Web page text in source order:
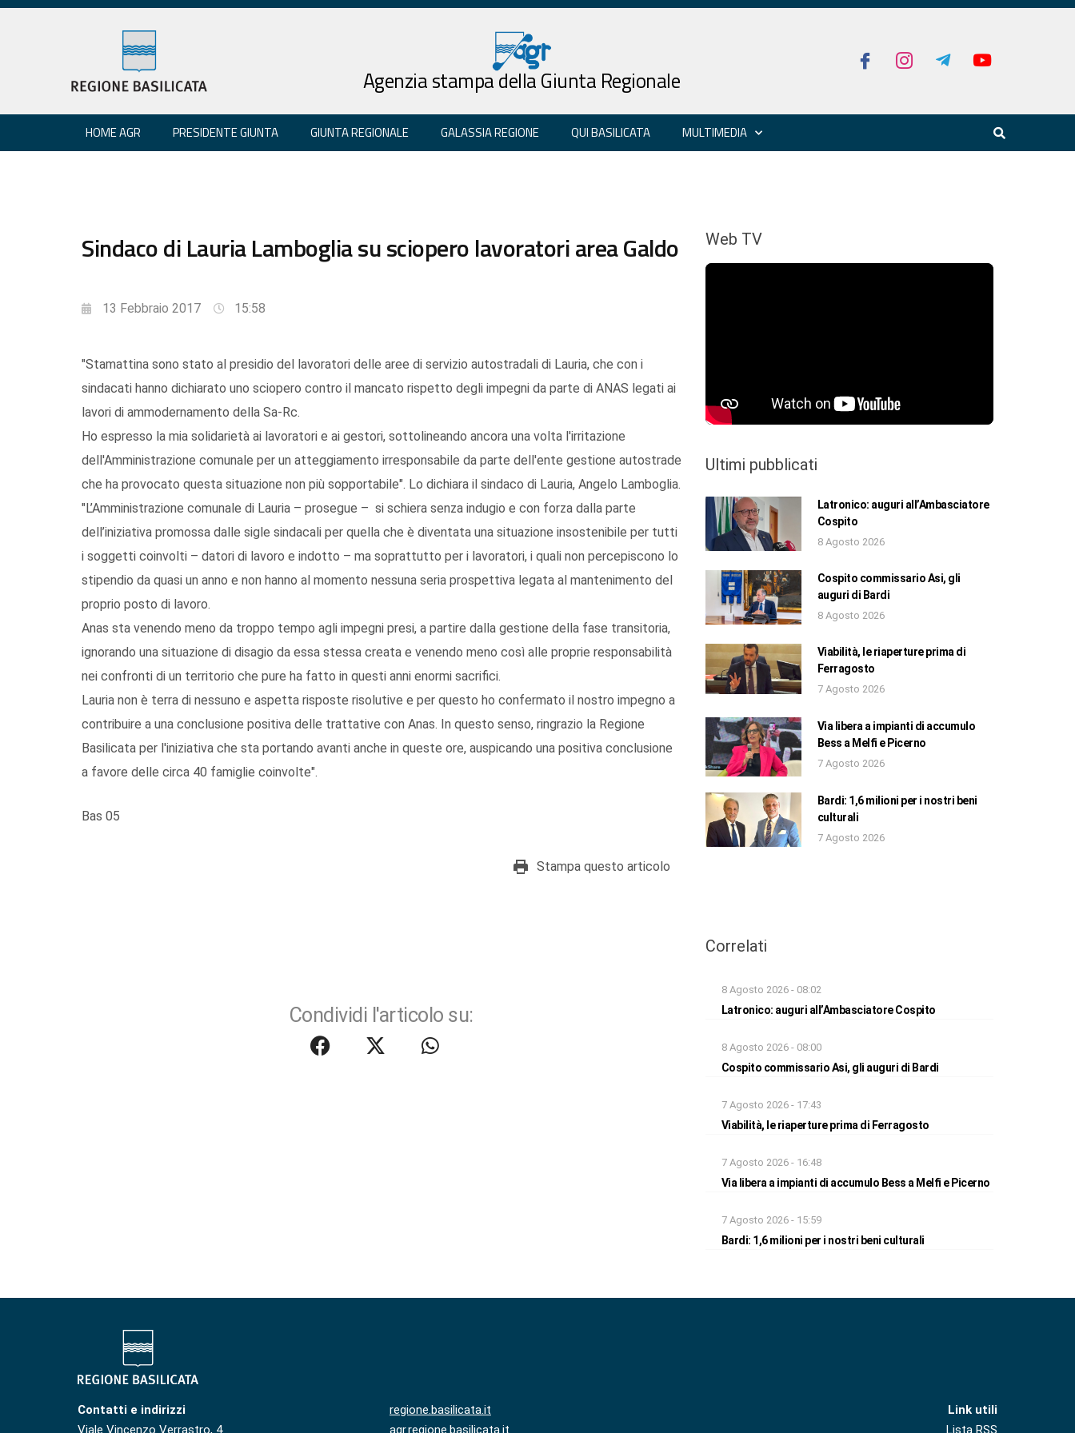
Agenzia stampa della Giunta Regionale
HOME AGR PRESIDENTE GIUNTA GIUNTA REGIONALE GALASSIA REGIONE QUI BASILICATA MULTIMEDIA
Sindaco di Lauria Lamboglia su sciopero lavoratori area Galdo
13 Febbraio 2017 15:58
"Stamattina sono stato al presidio del lavoratori delle aree di servizio autostradali di Lauria, che con i
sindacati hanno dichiarato uno sciopero contro il mancato rispetto degli impegni da parte di ANAS legati ai
lavori di ammodernamento della Sa-Rc.
Ho espresso la mia solidarietà ai lavoratori e ai gestori, sottolineando ancora una volta l'irritazione
dell'Amministrazione comunale per un atteggiamento irresponsabile da parte dell'ente gestione autostrade
che ha provocato questa situazione non più sopportabile". Lo dichiara il sindaco di Lauria, Angelo Lamboglia.
"L’Amministrazione comunale di Lauria – prosegue – si schiera senza indugio e con forza dalla parte
dell’iniziativa promossa dalle sigle sindacali per quella che è diventata una situazione insostenibile per tutti
i soggetti coinvolti – datori di lavoro e indotto – ma soprattutto per i lavoratori, i quali non percepiscono lo
stipendio da quasi un anno e non hanno al momento nessuna seria prospettiva legata al mantenimento del
proprio posto di lavoro.
Anas sta venendo meno da troppo tempo agli impegni presi, a partire dalla gestione della fase transitoria,
ignorando una situazione di disagio da essa stessa creata e venendo meno così alle proprie responsabilità
nei confronti di un territorio che pure ha fatto in questi anni enormi sacrifici.
Lauria non è terra di nessuno e aspetta risposte risolutive e per questo ho confermato il nostro impegno a
contribuire a una conclusione positiva delle trattative con Anas. In questo senso, ringrazio la Regione
Basilicata per l'iniziativa che sta portando avanti anche in queste ore, auspicando una positiva conclusione
a favore delle circa 40 famiglie coinvolte".
Bas 05
Stampa questo articolo
Condividi l'articolo su:
Web TV
Ultimi pubblicati
Latronico: auguri all’Ambasciatore
Cospito
8 Agosto 2026
Cospito commissario Asi, gli
auguri di Bardi
8 Agosto 2026
Viabilità, le riaperture prima di
Ferragosto
7 Agosto 2026
Via libera a impianti di accumulo
Bess a Melfi e Picerno
7 Agosto 2026
Bardi: 1,6 milioni per i nostri beni
culturali
7 Agosto 2026
Correlati
8 Agosto 2026 - 08:02
Latronico: auguri all’Ambasciatore Cospito
8 Agosto 2026 - 08:00
Cospito commissario Asi, gli auguri di Bardi
7 Agosto 2026 - 17:43
Viabilità, le riaperture prima di Ferragosto
7 Agosto 2026 - 16:48
Via libera a impianti di accumulo Bess a Melfi e Picerno
7 Agosto 2026 - 15:59
Bardi: 1,6 milioni per i nostri beni culturali
Contatti e indirizzi
Viale Vincenzo Verrastro, 4
regione.basilicata.it
agr.regione.basilicata.it
Link utili
Lista RSS